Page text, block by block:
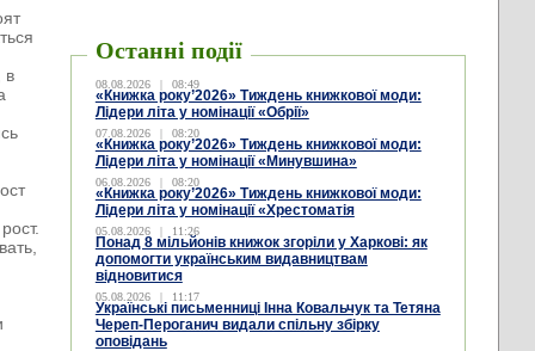
в
Останні події
08.08.2026 | 08:49
«Книжка року’2026» Тиждень книжкової моди:
Лідери літа у номінації «Обрії»
07.08.2026 | 08:20
«Книжка року’2026» Тиждень книжкової моди:
Лідери літа у номінації «Минувшина»
06.08.2026 | 08:20
«Книжка року’2026» Тиждень книжкової моди:
Лідери літа у номінації «Хрестоматія
05.08.2026 | 11:26
Понад 8 мільйонів книжок згоріли у Харкові: як
допомогти українським видавництвам
відновитися
05.08.2026 | 11:17
Українські письменниці Інна Ковальчук та Тетяна
Череп-Пероганич видали спільну збірку
оповідань